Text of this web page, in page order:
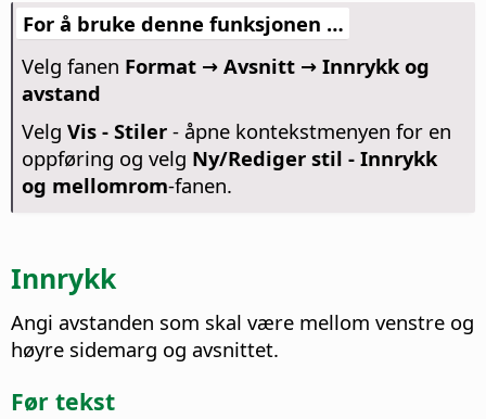
For å bruke denne funksjonen …
Velg fanen Format → Avsnitt → Innrykk og
avstand
Velg Vis - Stiler- åpne kontekstmenyen for en
oppføring og velg Ny/Rediger stil - Innrykk
og mellomrom-fanen.
Innrykk
Angi avstanden som skal være mellom venstre og
høyre sidemarg og avsnittet.
Før tekst